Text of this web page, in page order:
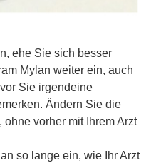
ehe Sie sich besser
Mylan weiter ein, auch
Sie irgendeine
Ändern Sie die
vorher mit Ihrem Arzt
so lange ein, wie Ihr Arzt